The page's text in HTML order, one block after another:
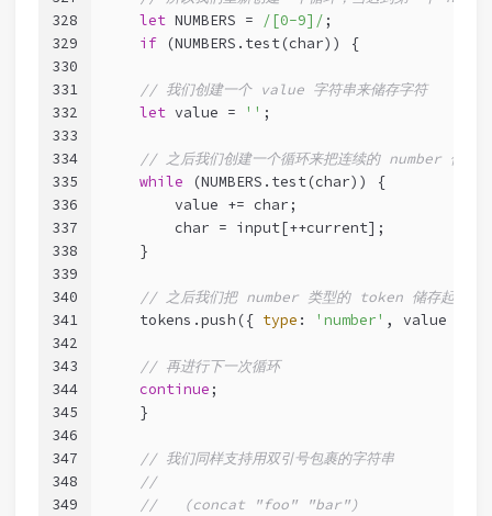
328
329
330
331
332
333
334
335
336
337
338
339
340
341
342
343
344
345
346
347
348
349
let NUMBERS = /[0-9]/ ;
if (NUMBERS.test(char)) {
// 我们创建一个 value 字符串来储存字符
let value = '' ;
// 之后我们创建一个循环来把连续的 number 储
while (NUMBERS.test(char)) {
        value += char;
        char = input[++current];
    }
// 之后我们把 number 类型的 token 储存起来
    tokens.push({
type : 'number' , value });
// 再进行下一次循环
continue ;
    }
// 我们同样支持用双引号包裹的字符串
//
//   (concat "foo" "bar")